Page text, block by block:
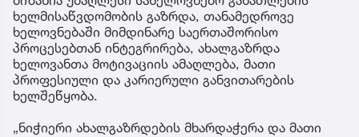
ხელმისაწვდომობის გაზრდა, თანამედროვე
ხელოვნებაში მიმდინარე საერთაშორისო
პროცესებთან ინტეგრირება, ახალგაზრდა
ხელოვანთა მოტივაციის ამაღლება, მათი
პროფესიული და კარიერული განვითარების
ხელშეწყობა.
„ნიჭიერი ახალგაზრდების მხარდაჭერა და მათი